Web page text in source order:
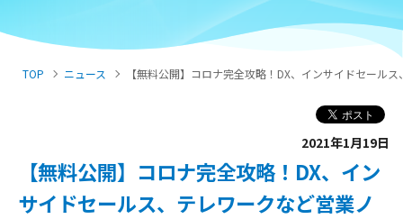
TOP ニュース 【無料公開】コロナ完全攻略！DX、インサイドセール
【無料公開】コロナ完全攻略！DX、イン
サイドセールス、テレワークなど営業ノ
2021年1月19日